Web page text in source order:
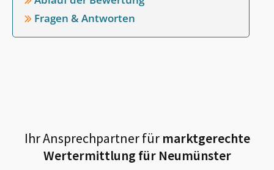
Fragen & Antworten
Ihr Ansprechpartner fürmarktgerechte
Wertermittlung für Neumünster